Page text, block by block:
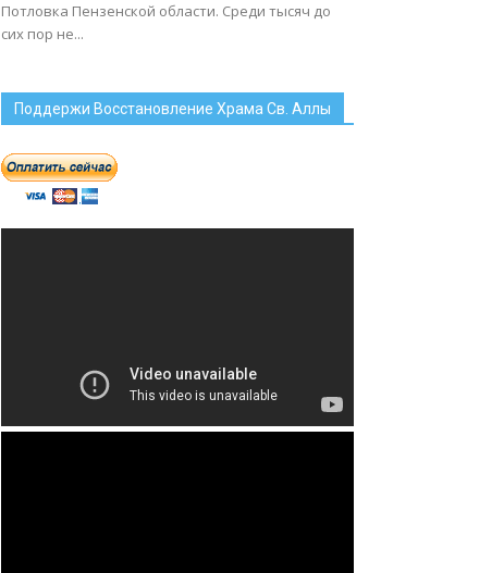
Потловка Пензенской области. Среди тысяч до
сих пор не...
Поддержи Восстановление Храма Св. Аллы